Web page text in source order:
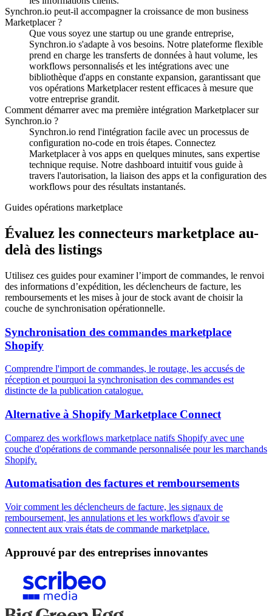
Synchron.io peut-il accompagner la croissance de mon business
Marketplacer ?
Que vous soyez une startup ou une grande entreprise,
Synchron.io s'adapte à vos besoins. Notre plateforme flexible
prend en charge les transferts de données à haut volume, les
workflows personnalisés et les intégrations avec une
bibliothèque d'apps en constante expansion, garantissant que
vos opérations Marketplacer restent efficaces à mesure que
votre entreprise grandit.
Comment démarrer avec ma première intégration Marketplacer sur
Synchron.io ?
Synchron.io rend l'intégration facile avec un processus de
configuration no-code en trois étapes. Connectez
Marketplacer à vos apps en quelques minutes, sans expertise
technique requise. Notre dashboard intuitif vous guide à
travers l'autorisation, la liaison des apps et la configuration des
workflows pour des résultats instantanés.
Guides opérations marketplace
Évaluez les connecteurs marketplace au-
delà des listings
Utilisez ces guides pour examiner l’import de commandes, le renvoi
des informations d’expédition, les déclencheurs de facture, les
remboursements et les mises à jour de stock avant de choisir la
couche de synchronisation opérationnelle.
Synchronisation des commandes marketplace
Shopify
Comprendre l'import de commandes, le routage, les accusés de
réception et pourquoi la synchronisation des commandes est
distincte de la publication catalogue.
Alternative à Shopify Marketplace Connect
Comparez des workflows marketplace natifs Shopify avec une
couche d'opérations de commande personnalisée pour les marchands
Shopify.
Automatisation des factures et remboursements
Voir comment les déclencheurs de facture, les signaux de
remboursement, les annulations et les workflows d'avoir se
connectent aux vrais états de commande marketplace.
Approuvé par des entreprises innovantes